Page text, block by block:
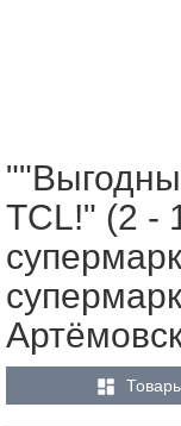
TCL!" (2 -
